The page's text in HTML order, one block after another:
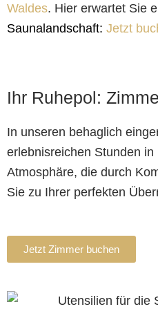
Waldes. Hier erwartet Sie
Saunalandschaft: Jetzt
Ihr Ruhepol:
In unseren behaglich
erlebnisreichen Stunden
Atmosphäre, die durch
Sie zu Ihrer perfekten
Jetzt Zimmer buchen